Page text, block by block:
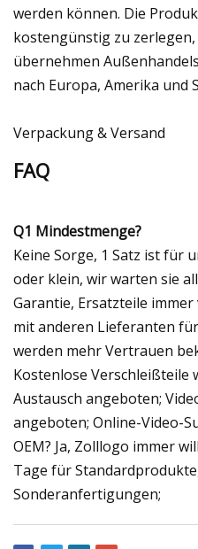
werden können. Die
kostengünstig zu
übernehmen
nach Europa, Amerika und
Verpackung & Versand
FAQ
Q1 Mindestmenge?
Keine Sorge, 1 Satz ist für
oder klein, wir warten sie
Garantie, Ersatzteile
mit anderen Lieferanten
werden mehr Vertrauen
Kostenlose Verschleißteile
Austausch angeboten;
angeboten; Online-Video-
OEM? Ja, Zolllogo immer
Tage für
Sonderanfertigungen;